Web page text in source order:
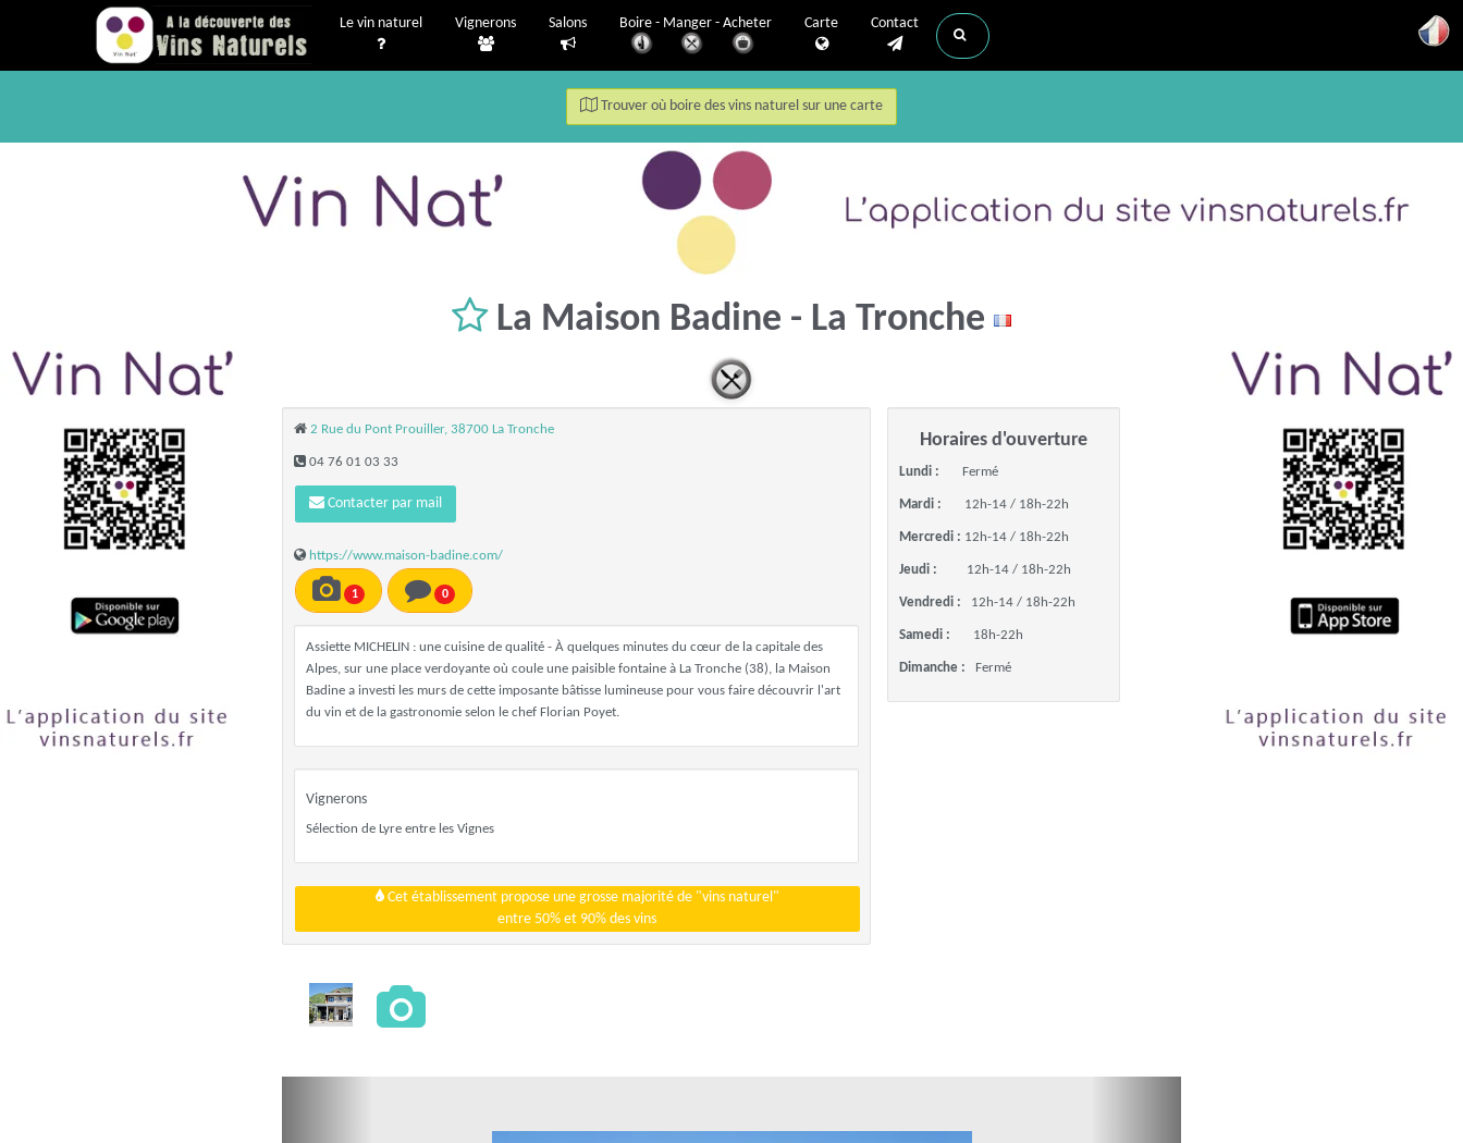
Le vin naturel Vignerons Salons Boire - Manger - Acheter Carte Contact
Trouver où boire des vins naturel sur une carte
La Maison Badine - La Tronche
2 Rue du Pont Prouiller, 38700 La Tronche
04 76 01 03 33
Contacter par mail
https://www.maison-badine.com/
1 0
Assiette MICHELIN : une cuisine de qualité - À quelques minutes du cœur de la capitale des
Alpes, sur une place verdoyante où coule une paisible fontaine à La Tronche (38), la Maison
Badine a investi les murs de cette imposante bâtisse lumineuse pour vous faire découvrir l'art
du vin et de la gastronomie selon le chef Florian Poyet.
Vignerons
Sélection de Lyre entre les Vignes
Cet établissement propose une grosse majorité de "vins naturel"
entre 50% et 90% des vins
Horaires d'ouverture
Lundi : Fermé
Mardi : 12h-14 / 18h-22h
Mercredi : 12h-14 / 18h-22h
Jeudi : 12h-14 / 18h-22h
Vendredi : 12h-14 / 18h-22h
Samedi : 18h-22h
Dimanche : Fermé